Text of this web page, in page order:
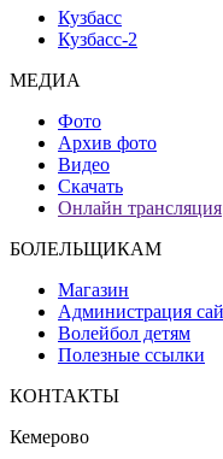
Кузбасс
Кузбасс-2
МЕДИА
Фото
Архив фото
Видео
Скачать
Онлайн трансляция
БОЛЕЛЬЩИКАМ
Магазин
Администрация
Волейбол детям
Полезные ссылки
КОНТАКТЫ
Кемерово